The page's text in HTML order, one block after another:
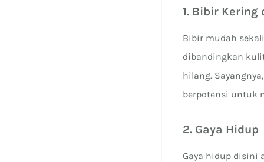
1. Bibir Kering
Bibir mudah
dibandingkan
hilang.
berpotensi untuk
2. Gaya Hidup
Gaya hidup disini